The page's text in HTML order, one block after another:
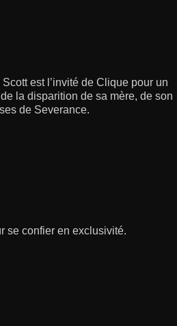
est l’invité de Clique pour un
la disparition de sa mère, de son
de Severance.
se confier en exclusivité.